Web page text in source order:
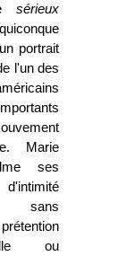
sérieux
portrait
l'un des
Marie
ses
sans
ou